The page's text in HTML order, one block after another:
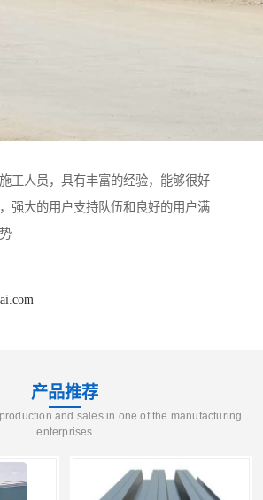
工人员，具有丰富的经验，能够很好
强大的用户支持队伍和良好的用户满
产品推荐
and sales in one of the manufacturing
enterprises